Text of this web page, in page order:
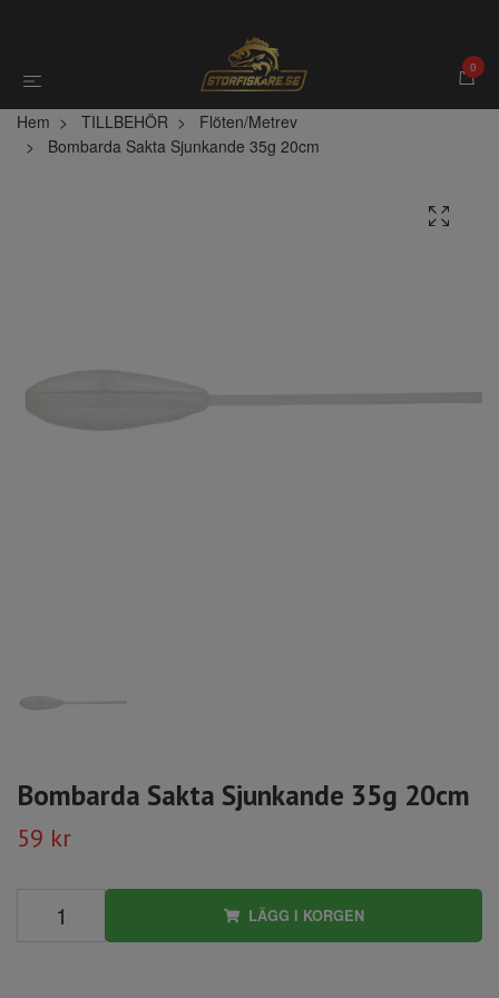
0
Hem TILLBEHÖR
Flöten/Metrev
Bombarda Sakta Sjunkande 35g 20cm
Bombarda Sakta Sjunkande 35g 20cm
59 kr
LÄGG I KORGEN